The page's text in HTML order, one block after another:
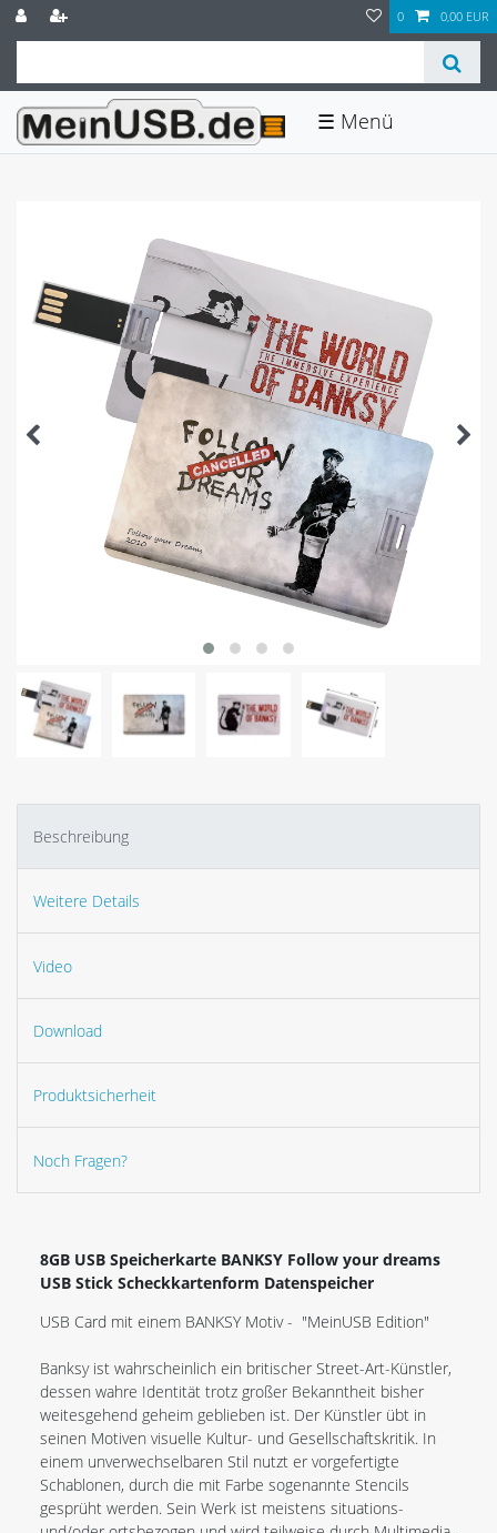
0 0,00 EUR
☰
Beschreibung
Weitere Details
Video
Download
Produktsicherheit
Noch Fragen?
8GB USB Speicherkarte BANKSY Follow your dreams
USB Stick Scheckkartenform Datenspeicher
USB Card mit einem BANKSY Motiv - "MeinUSB Edition"
Banksy ist wahrscheinlich ein britischer Street-Art-Künstler,
dessen wahre Identität trotz großer Bekanntheit bisher
weitesgehend geheim geblieben ist. Der Künstler übt in
seinen Motiven visuelle Kultur- und Gesellschaftskritik. In
einem unverwechselbaren Stil nutzt er vorgefertigte
Schablonen, durch die mit Farbe sogenannte Stencils
gesprüht werden. Sein Werk ist meistens situations-